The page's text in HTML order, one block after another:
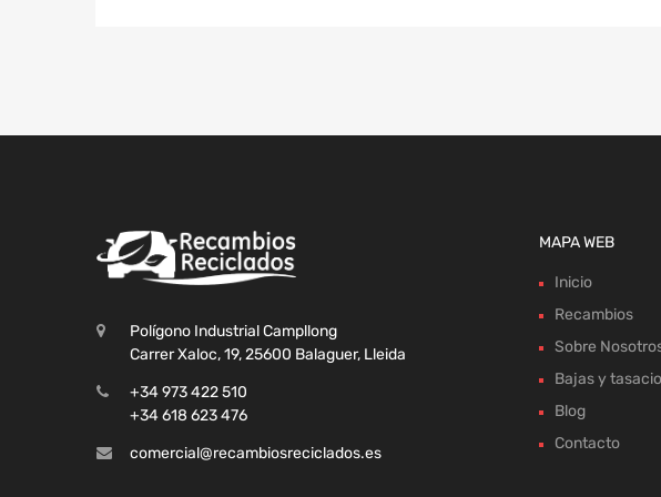
Polígono Industrial Campllong
Carrer Xaloc, 19, 25600 Balaguer, Lleida
+34 973 422 510
+34 618 623 476
comercial@recambiosreciclados.es
MAPA WEB
Inicio
Recambios
Sobre
Bajas y
Blog
Contacto